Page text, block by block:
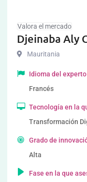
Valora el mercado
Djeinaba Aly
Mauritania
Idioma del experto
Francés
Tecnología en la
Transformación
Grado de
Alta
Fase en la que